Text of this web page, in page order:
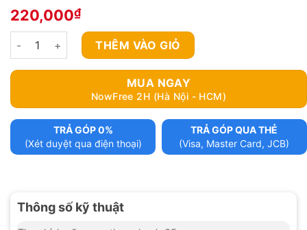
dựa trên
đánh giá
220,000₫
Than shisha hương chanh số lượng
THÊM VÀO GIỎ
MUA NGAY
NowFree 2H (Hà Nội - HCM)
TRẢ GÓP 0%
(Xét duyệt qua điện thoại)
TRẢ GÓP QUA THẺ
(Visa, Master Card, JCB)
Thông số kỹ thuật